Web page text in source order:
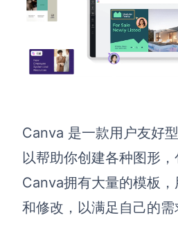
Canva 是一款用户友好
以帮助你创建各种图形，
Canva拥有大量的模板
和修改，以满足自己的需